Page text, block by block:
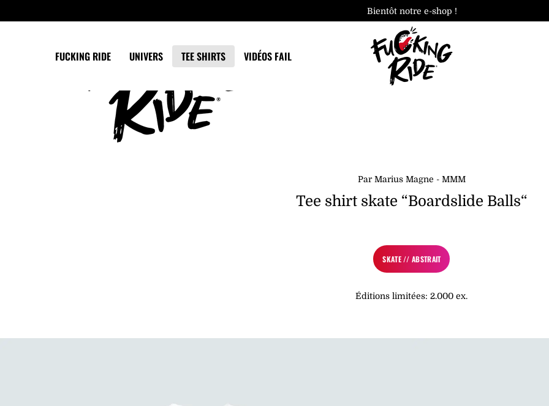
Bientôt notre e-shop !
FUCKING RIDE UNIVERS TEE SHIRTS VIDÉOS FAIL
Par Marius Magne - MMM
Tee shirt skate “Boardslide Balls“
SKATE // ABSTRAIT
Éditions limitées: 2.000 ex.